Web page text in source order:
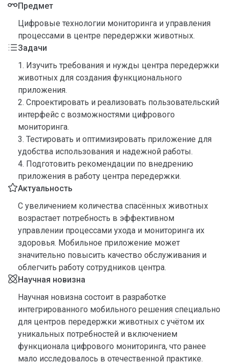
Предмет
Цифровые технологии мониторинга и управления
процессами в центре передержки животных.
Задачи
1. Изучить требования и нужды центра передержки
животных для создания функционального
приложения.
2. Спроектировать и реализовать пользовательский
интерфейс с возможностями цифрового
мониторинга.
3. Тестировать и оптимизировать приложение для
удобства использования и надежной работы.
4. Подготовить рекомендации по внедрению
приложения в работу центра передержки.
Актуальность
С увеличением количества спасённых животных
возрастает потребность в эффективном
управлении процессами ухода и мониторинга их
здоровья. Мобильное приложение может
значительно повысить качество обслуживания и
облегчить работу сотрудников центра.
Научная новизна
Научная новизна состоит в разработке
интегрированного мобильного решения специально
для центров передержки животных с учётом их
уникальных потребностей и включением
функционала цифрового мониторинга, что ранее
мало исследовалось в отечественной практике.